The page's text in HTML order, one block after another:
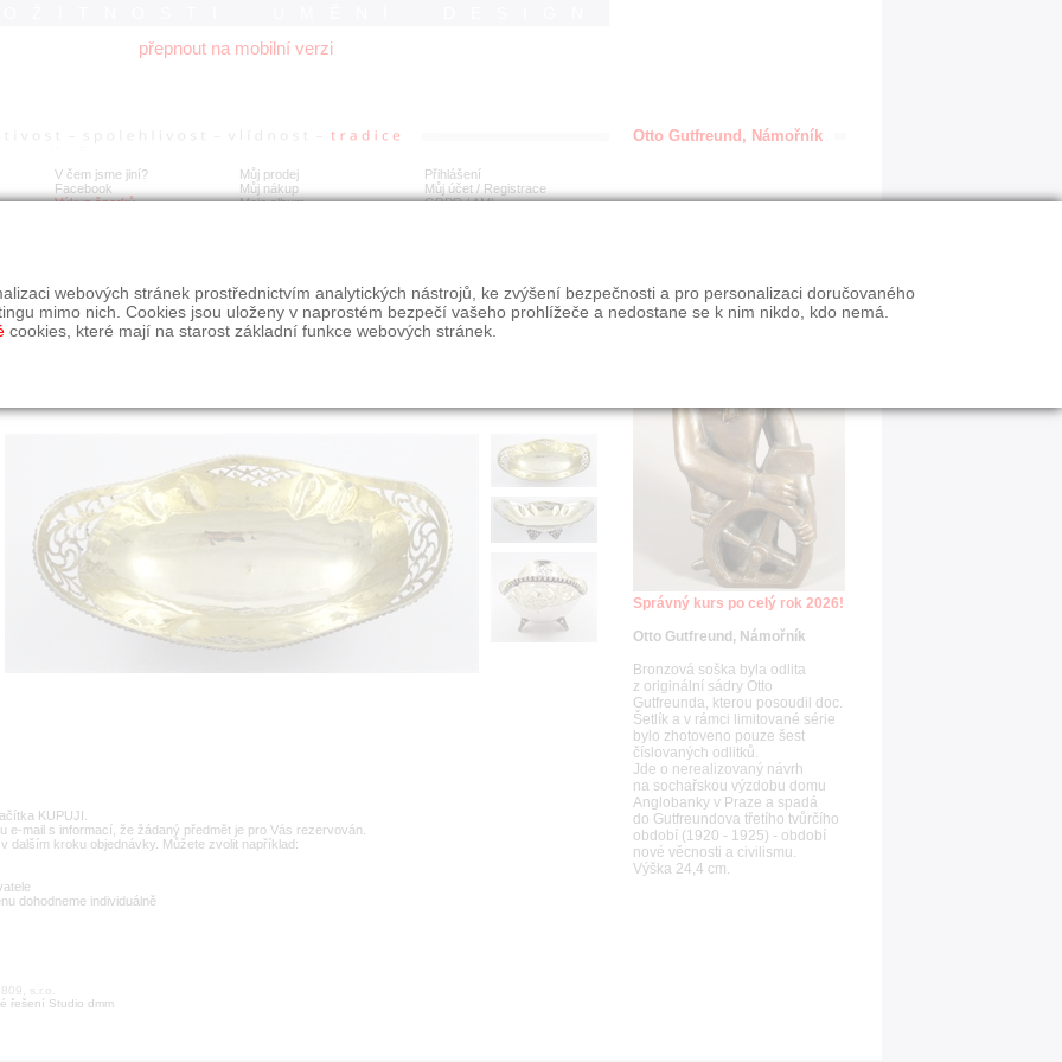
přepnout na mobilní verzi
V čem jsme jiní?
Facebook
Výkup šperků
Můj prodej
Můj nákup
Moje album
Přihlášení
Můj účet / Registrace
GDPR/AML
zlacená oválná větší miska
KUPUJI.
mail s informací, že žádaný předmět je pro Vás rezervován.
dalším kroku objednávky. Můžete zvolit například:
dohodneme individuálně
s.r.o.
řešení Studio dmm
Otto Gutfreund, Námořník
Správný kurs po celý rok 2026!
Otto Gutfreund, Námořník
Bronzová soška byla odlita
z originální sádry Otto
Gutfreunda, kterou posoudil doc.
Šetlík a v rámci limitované série
bylo zhotoveno pouze šest
číslovaných odlitků.
Jde o nerealizovaný návrh
na sochařskou výzdobu domu
Anglobanky v Praze a spadá
do Gutfreundova třetího tvůrčího
období (1920 - 1925) - období
nové věcnosti a civilismu.
Výška 24,4 cm.
webových stránek prostřednictvím analytických nástrojů, ke zvýšení bezpečnosti a pro personalizaci doručovaného
mimo nich. Cookies jsou uloženy v naprostém bezpečí vašeho prohlížeče a nedostane se k nim nikdo, kdo nemá.
cookies, které mají na starost základní funkce webových stránek.